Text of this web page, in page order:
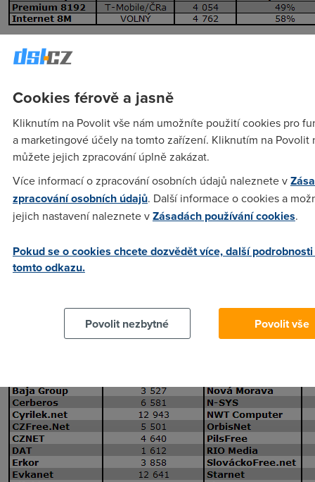
Mobilní sítě
Cookies férově a jasně
Kliknutím na Povolit vše nám umožníte použití cookies pro
a marketingové účely na tomto zařízení. Kliknutím na Povolit
můžete jejich zpracování úplně zakázat.
Více informací o zpracování osobních údajů naleznete v
zpracování osobních údajů. Další informace o cookies a
jejich nastavení naleznete vZásadách používání cookies.
Pokud se o cookies chcete dozvědět více, další
tomto odkazu.
Povolit nezbytné Povolit vše